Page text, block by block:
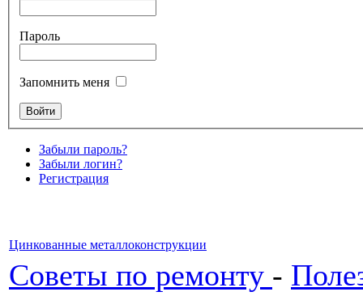
Пароль
Запомнить меня
Забыли пароль?
Забыли логин?
Регистрация
Цинкованные металлоконструкции
Советы по ремонту -